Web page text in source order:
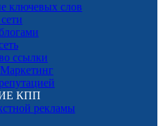
ключевых слов
ссылки
КПП
рекламы